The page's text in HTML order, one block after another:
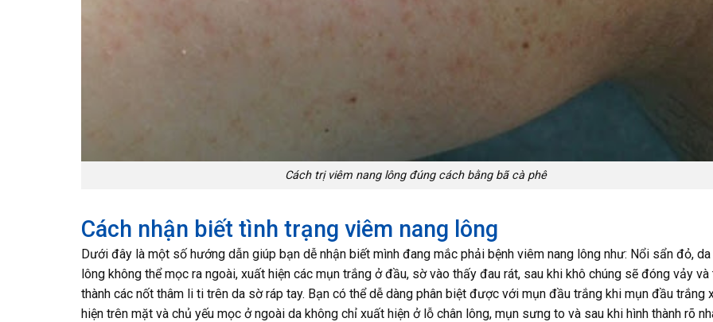
Cách trị viêm nang lông đúng cách bằng bã cà phê
Cách nhận biết tình trạng viêm nang lông
Dưới đây là một số hướng dẫn giúp bạn dễ nhận biết mình đang mắc phải bệnh viêm nang lông như: Nổi sẩn đỏ,
lông không thể mọc ra ngoài, xuất hiện các mụn trắng ở đầu, sờ vào thấy đau rát, sau khi khô chúng sẽ đóng vảy và
thành các nốt thâm li ti trên da sờ ráp tay. Bạn có thể dễ dàng phân biệt được với mụn đầu trắng khi mụn đầu trắng
hiện trên mặt và chủ yếu mọc ở ngoài da không chỉ xuất hiện ở lỗ chân lông, mụn sưng to và sau khi hình thành rõ